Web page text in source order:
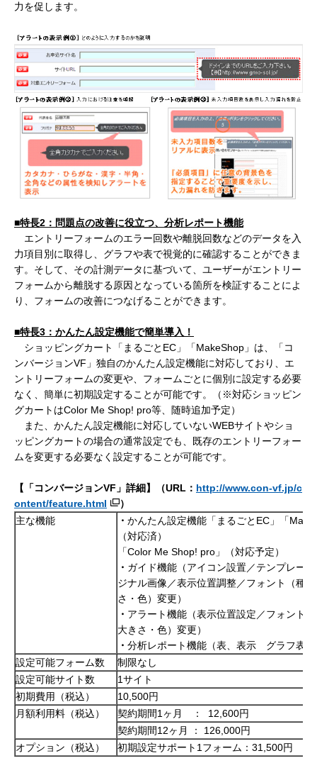
力を促します。
■特長2 ：問題点の改善に役立つ、分析レポート機能
エントリーフォームのエラー回数や離脱回数などのデータを入
力項目別に取得し、グラフや表で視覚的に確認することができま
す。そして、その計測データに基づいて、ユーザーがエントリー
フォームから離脱する原因となっている箇所を検証することによ
り、フォームの改善につなげることができます。
■特長3 ：かんたん設定機能で簡単導入！
ショッピングカート「まるごとEC」「MakeShop」は、「コ
ンバージョンVF」独自のかんたん設定機能に対応しており、エ
ントリーフォームの変更や、フォームごとに個別に設定する必要
なく、簡単に初期設定することが可能です。（※対応ショッピン
グカートはColor Me Shop! pro等、随時追加予定）
また、かんたん設定機能に対応していないWEBサイトやショ
ッピングカートの場合の通常設定でも、既存のエントリーフォー
ムを変更する必要なく設定することが可能です。
【「コンバージョンVF 」詳細】（URL ： http://www.con-vf.jp/c
ontent/feature.html
）
主な機能
・ かんたん設定機能「まるごとEC」「
（対応済）
「Color Me Shop! pro」（対応予定）
・ ガイド機能（アイコン設置／テンプレー
ジナル画像／表示位置調整／フォント（種
さ・色）変更）
・ アラート機能（表示位置設定／フォント
大きさ・色）変更）
・ 分析レポート機能（表、表示 グラフ表
設定可能フォーム数
制限なし
設定可能サイト数
1サイト
初期費用（税込）
10,500円
月額利用料（税込）
契約期間1ヶ月 ： 12,600円
契約期間12ヶ月 ： 126,000円
オプション（税込）
初期設定サポート1フォーム：31,500円